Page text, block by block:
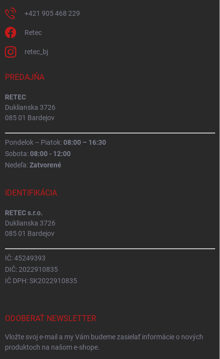
+421 905 468 229
Retec
retec_bj
PREDAJŇA
RETEC
Duklianska 3726
085 01 Bardejov
Pondelok – Piatok:08:00 – 16:30
Sobota:08:00 - 12:00
Nedeľa:Zatvorené
IDENTIFIKÁCIA
RETEC s.r.o.
Duklianska 3726
085 01 Bardejov
IČ: 45249393
DIČ: 2022910835
IČ DPH: SK2022910835
ODOBERAŤ NEWSLETTER
Vložte svoj e-mail a my Vám budeme zasielať informácie o nových
produktoch na našom e-shope.